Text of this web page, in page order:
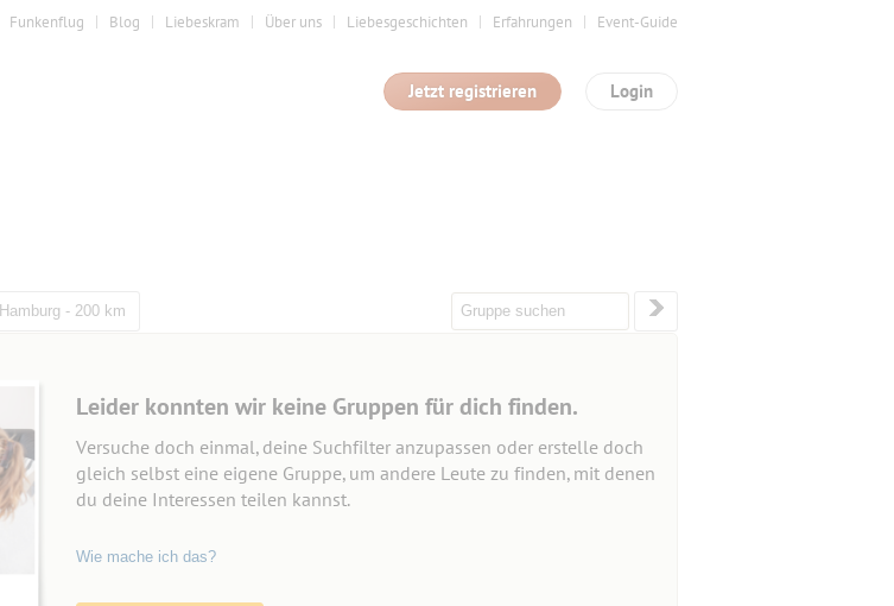
Funkenflug Blog Liebeskram Über uns Liebesgeschichten Erfahrungen Event-Guide
Login
Jetzt registrieren
Hamburg - 200 km
Leider konnten wir keine Gruppen für dich finden.
Versuche doch einmal, deine Suchfilter anzupassen oder erstelle doch
gleich selbst eine eigene Gruppe, um andere Leute zu finden, mit denen
du deine Interessen teilen kannst.
Wie mache ich das?